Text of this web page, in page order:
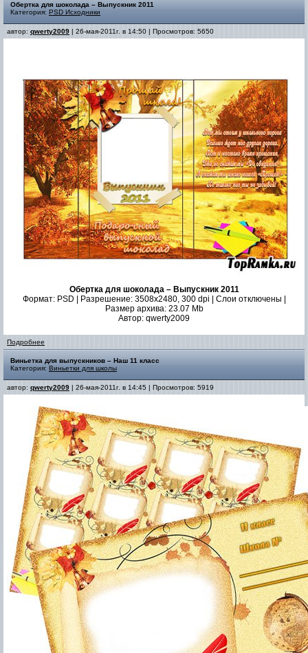
Обертка для шоколада – Выпускник 2011
Категория: PSD Исходники
автор: qwerty2009 | 26-мая-2011г. в 14:50 | Просмотров: 5650
Обертка для шоколада – Выпускник 2011
Формат: PSD | Разрешение: 3508x2480, 300 dpi | Слои отключены |
Размер архива: 23.07 Mb
Автор: qwerty2009
Подробнее
Виньетка для выпускников – Наш 11 класс
Категория: Виньетки для школы
автор: qwerty2009 | 26-мая-2011г. в 14:45 | Просмотров: 5919